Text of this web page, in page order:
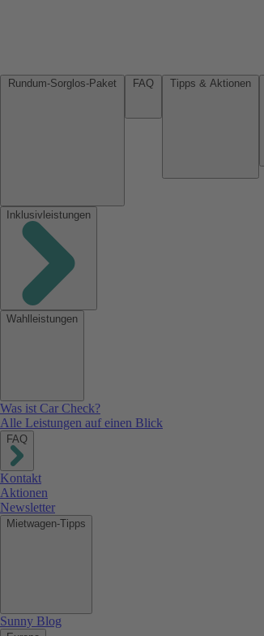
Inklusivleistungen
Wahlleistungen
Was ist Car Check?
Alle Leistungen auf einen Blick
FAQ
Kontakt
Aktionen
Newsletter
Mietwagen-Tipps
Sunny Blog